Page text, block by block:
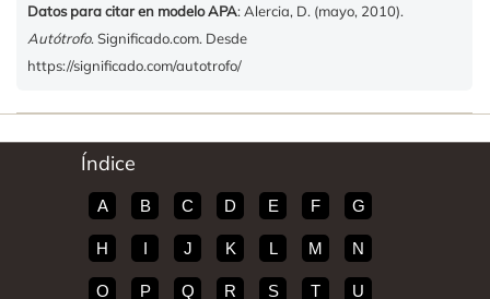
Datos para citar en modelo APA: Alercia, D. (mayo, 2010).
Autótrofo. Significado.com. Desde
https://significado.com/autotrofo/
Índice
A B C D E F G
H I J K L M N
O P Q R S T U